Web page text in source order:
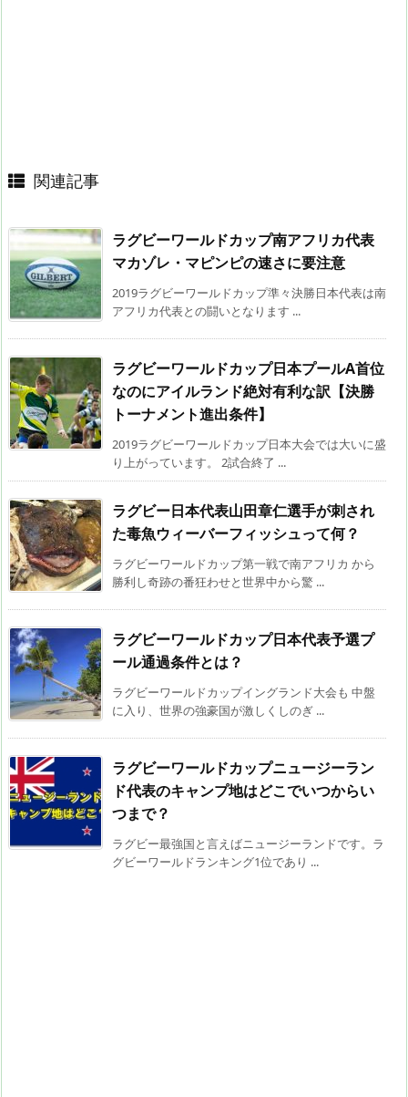
関連記事
ラグビーワールドカップ南アフリカ代表
マカゾレ・マピンピの速さに要注意
2019ラグビーワールドカップ準々決勝日本代表は南
アフリカ代表との闘いとなります ...
ラグビーワールドカップ日本プールA首位
なのにアイルランド絶対有利な訳【決勝
トーナメント進出条件】
2019ラグビーワールドカップ日本大会では大いに盛
り上がっています。 2試合終了 ...
ラグビー日本代表山田章仁選手が刺され
た毒魚ウィーバーフィッシュって何？
ラグビーワールドカップ第一戦で南アフリカ から
勝利し奇跡の番狂わせと世界中から驚 ...
ラグビーワールドカップ日本代表予選プ
ール通過条件とは？
ラグビーワールドカップイングランド大会も 中盤
に入り、世界の強豪国が激しくしのぎ ...
ラグビーワールドカップニュージーラン
ド代表のキャンプ地はどこでいつからい
つまで？
ラグビー最強国と言えばニュージーランドです。ラ
グビーワールドランキング1位であり ...